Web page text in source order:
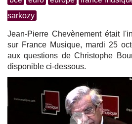
sarkozy
Jean-Pierre Chevènement était
sur France Musique, mardi 25
aux questions de Christophe
disponible ci-dessous.